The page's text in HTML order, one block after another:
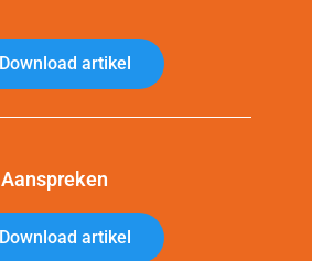
Download artikel
Download artikel